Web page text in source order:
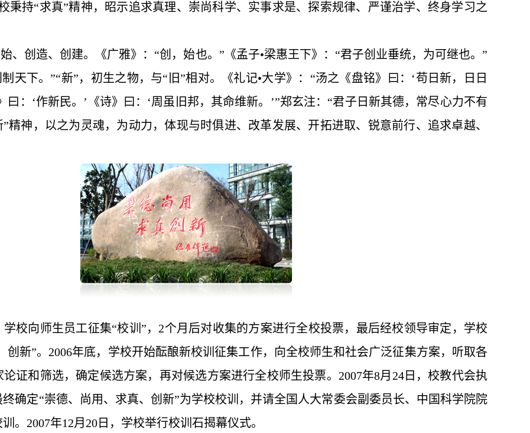
秉持“求真”精神，昭示追求真理、崇尚科学、实事求是、探索规律、严谨治学、终身学习之
、创造、创建。《广雅》：“创，始也。”《孟子•梁惠王下》：“君子创业垂统，为可继也。”
制天下。”“新”，初生之物，与“旧”相对。《礼记•大学》：“汤之《盘铭》曰：‘苟日新，日日
曰：‘作新民。’《诗》曰：‘周虽旧邦，其命维新。’”郑玄注：“君子日新其德，常尽心力不有
精神，以之为灵魂，为动力，体现与时俱进、改革发展、开拓进取、锐意前行、追求卓越、
学校向师生员工征集“校训”，2个月后对收集的方案进行全校投票，最后经校领导审定，学校
创新”。2006年底，学校开始酝酿新校训征集工作，向全校师生和社会广泛征集方案，听取各
证和筛选，确定候选方案，再对候选方案进行全校师生投票。2007年8月24日，校教代会执
确定“崇德、尚用、求真、创新”为学校校训，并请全国人大常委会副委员长、中国科学院院
。2007年12月20日，学校举行校训石揭幕仪式。